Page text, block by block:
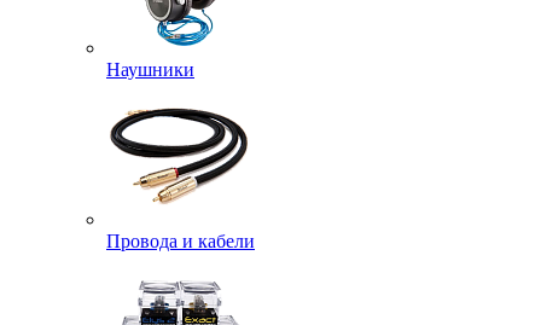
Наушники
Провода и кабели